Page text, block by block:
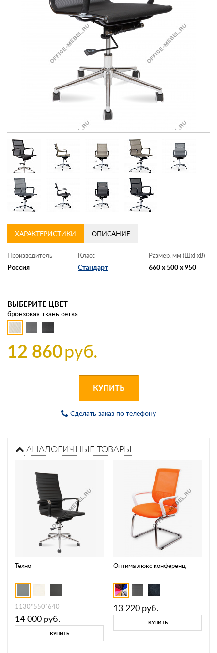
Заказать обратный звонок
ХАРАКТЕРИСТИКИ ОПИСАНИЕ
Производитель
Россия
Класс
Стандарт
Размер, мм (ШхГхВ)
660 x 500 x 950
ВЫБЕРИТЕ ЦВЕТ
бронзовая ткань сетка
12 860руб.
КУПИТЬ
Сделать заказ по телефону
АНАЛОГИЧНЫЕ ТОВАРЫ
Техно
1130*550*640
14 000 руб.
КУПИТЬ
Оптима люкс конференц
13 220 руб.
КУПИТЬ